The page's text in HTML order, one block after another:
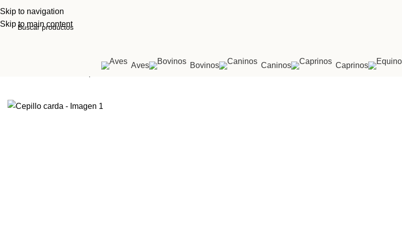
Skip to navigation
Skip to main content
Aves Bovinos Caninos Caprinos